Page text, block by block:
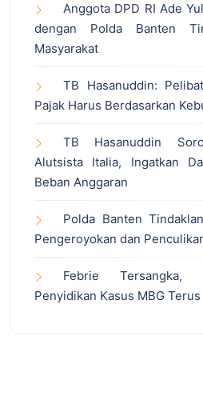
Anggota DPD RI Ade
dengan Polda Banten
Masyarakat
TB Hasanuddin:
Pajak Harus Berdasarkan
TB Hasanuddin
Alutsista Italia, Ingatkan
Beban Anggaran
Polda Banten
Pengeroyokan dan
Febrie Tersangka,
Penyidikan Kasus MBG